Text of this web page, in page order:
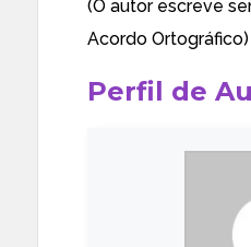
(O autor escreve
Acordo Ortográfico)
Perfil de